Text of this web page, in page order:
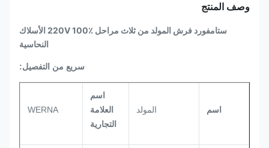
وصف المنتج
ستامفورد فرش المولد من ثلاث مراحل 220V 100٪ الأسلاك
النحاسية
سريع من التفصيل:
اسم المولد
اسم
العلامة
التجارية
WERNA